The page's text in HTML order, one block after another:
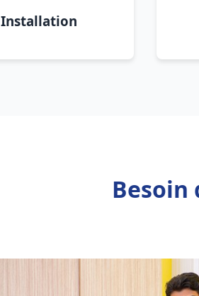
Installation
Besoin